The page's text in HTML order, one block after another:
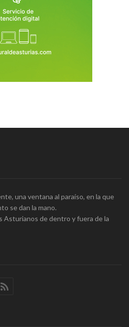
una ventana al paraíso, en la que
se dan la mano.
Asturianos de dentro y fuera de la